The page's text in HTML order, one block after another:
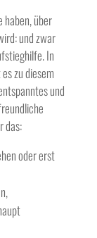
haben, über
und zwar
In
zu diesem
und
das:
oder erst